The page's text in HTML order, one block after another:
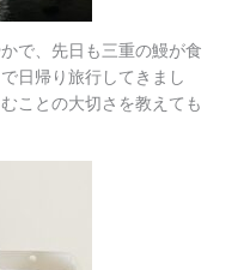
で、先日も三重の鰻が食
日帰り旅行してきまし
ことの大切さを教えても